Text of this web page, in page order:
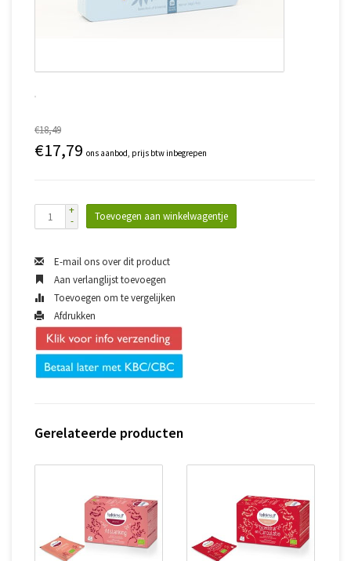
€18,49
€17,79 ons aanbod, prijs btw inbegrepen
+
-
Toevoegen aan winkelwagentje
E-mail ons over dit product
Aan verlanglijst toevoegen
Toevoegen om te vergelijken
Afdrukken
Gerelateerde producten